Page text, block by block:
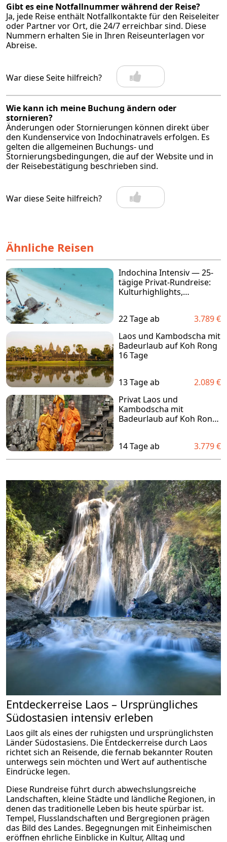
Gibt es eine Notfallnummer während der Reise?
Ja, jede Reise enthält Notfallkontakte für den Reiseleiter
oder Partner vor Ort, die 24/7 erreichbar sind. Diese
Nummern erhalten Sie in Ihren Reiseunterlagen vor
Abreise.
War diese Seite hilfreich?
Wie kann ich meine Buchung ändern oder
stornieren?
Änderungen oder Stornierungen können direkt über
den Kundenservice von Indochinatravels erfolgen. Es
gelten die allgemeinen Buchungs- und
Stornierungsbedingungen, die auf der Website und in
der Reisebestätigung beschrieben sind.
War diese Seite hilfreich?
Ähnliche Reisen
Indochina Intensiv — 25-
tägige Privat-Rundreise:
Kulturhighlights,
Thiet oder Phu Quoc
22 Tage ab
3.789 €
Laos und Kambodscha mit
Badeurlaub auf Koh Rong
16 Tage
13 Tage ab
2.089 €
Privat Laos und
Kambodscha mit
Badeurlaub auf Koh Rong
14 Tage ab 3.779 €
Entdeckerreise Laos – Ursprüngliches
Südostasien intensiv erleben
Laos gilt als eines der ruhigsten und ursprünglichsten
Länder Südostasiens. Die Entdeckerreise durch Laos
richtet sich an Reisende, die fernab bekannter Routen
unterwegs sein möchten und Wert auf authentische
Eindrücke legen.
Diese Rundreise führt durch abwechslungsreiche
Landschaften, kleine Städte und ländliche Regionen, in
denen das traditionelle Leben bis heute spürbar ist.
Tempel, Flusslandschaften und Bergregionen prägen
das Bild des Landes. Begegnungen mit Einheimischen
eröffnen ehrliche Einblicke in Kultur, Alltag und